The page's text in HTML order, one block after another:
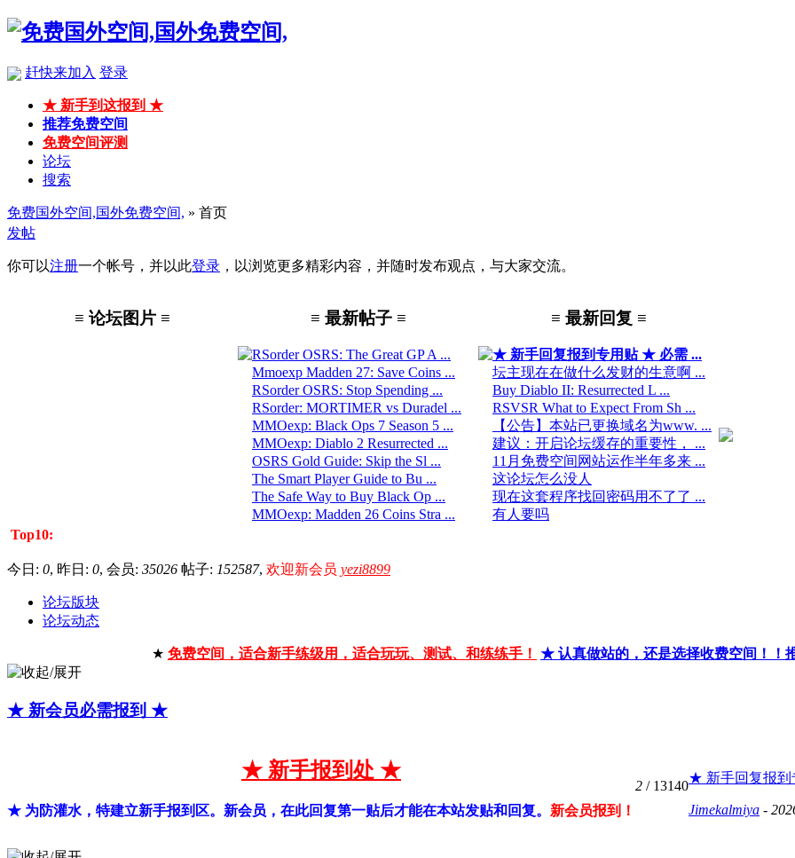
赶快来加入 登录
★ 新手到这报到 ★
推荐免费空间
免费空间评测
论坛
搜索
免费国外空间,国外免费空间, » 首页
发帖
你可以注册一个帐号，并以此登录 ，以浏览更多精彩内容，并随时发布观点，与大家交流。
≡ 论坛图片 ≡ ≡ 最新帖子 ≡ ≡ 最新回复 ≡
RSorder OSRS: The Great GP A ...
Mmoexp Madden 27: Save Coins ...
RSorder OSRS: Stop Spending ...
RSorder: MORTIMER vs Duradel ...
MMOexp: Black Ops 7 Season 5 ...
MMOexp: Diablo 2 Resurrected ...
OSRS Gold Guide: Skip the Sl ...
The Smart Player Guide to Bu ...
The Safe Way to Buy Black Op ...
MMOexp: Madden 26 Coins Stra ...
★ 新手回复报到专用贴 ★ 必需 ...
坛主现在在做什么发财的生意啊 ...
Buy Diablo II: Resurrected L ...
RSVSR What to Expect From Sh ...
【公告】本站已更换域名为www. ...
建议：开启论坛缓存的重要性， ...
11月免费空间网站运作半年多来 ...
这论坛怎么没人
现在这套程序找回密码用不了了 ...
有人要吗
Top10:
今日: 0, 昨日: 0, 会员: 35026 帖子: 152587, 欢迎新会员 yezi8899
论坛版块
论坛动态
★ 免费空间，适合新手练级用，适合玩玩、测试、和练练手！ ★ 认真做站的，还是选择收费空间！！
★ 新会员必需报到 ★
★ 新手报到处 ★
★ 为防灌水，特建立新手报到区。新会员，在此回复第一贴后才能在本站发贴和回复。 新会员报到！
2 / 13140
★ 新手回复报
Jimekalmiya -